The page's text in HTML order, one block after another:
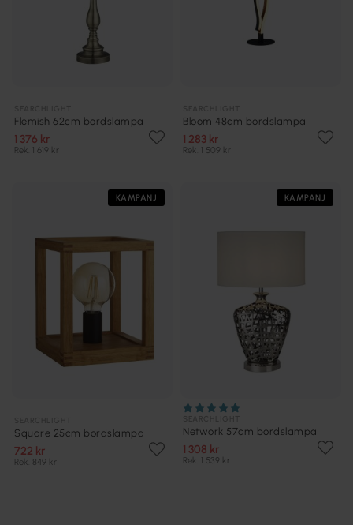
Flemish 62cm bordslampa
1 376 kr
Rek. 1 619 kr
Bloom 48cm bordslampa
1 283 kr
Rek. 1 509 kr
KAMPANJ
Square 25cm bordslampa
722 kr
Rek. 849 kr
KAMPANJ
Network 57cm bordslampa
1 308 kr
Rek. 1 539 kr